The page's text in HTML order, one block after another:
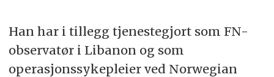
tips@fofo.no
Merk gjerne emnefeltet med «Nytt om navn»
Han har i tillegg tjenestegjort som FN-
observatør i Libanon og som
operasjonssykepleier ved Norwegian